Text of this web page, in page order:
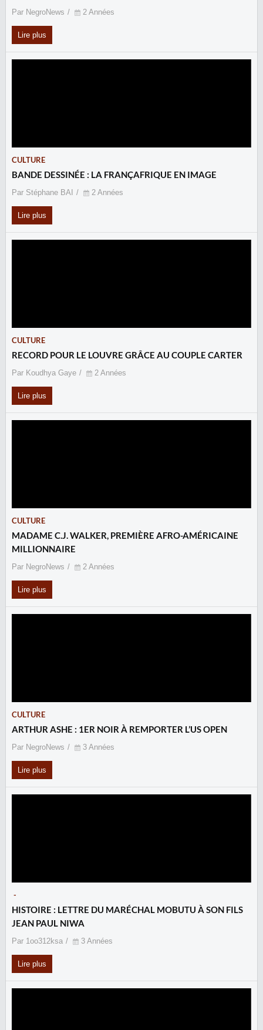
Par NegroNews 2 Années
Lire plus
CULTURE
BANDE DESSINÉE : LA FRANÇAFRIQUE EN IMAGE
Par Stéphane BAI 2 Années
Lire plus
CULTURE
RECORD POUR LE LOUVRE GRÂCE AU COUPLE CARTER
Par Koudhya Gaye 2 Années
Lire plus
CULTURE
MADAME C.J. WALKER, PREMIÈRE AFRO-AMÉRICAINE
MILLIONNAIRE
Par NegroNews 2 Années
Lire plus
CULTURE
ARTHUR ASHE : 1ER NOIR À REMPORTER L’US OPEN
Par NegroNews 3 Années
Lire plus
-
HISTOIRE : LETTRE DU MARÉCHAL MOBUTU À SON FILS
JEAN PAUL NIWA
Par 1oo312ksa 3 Années
Lire plus